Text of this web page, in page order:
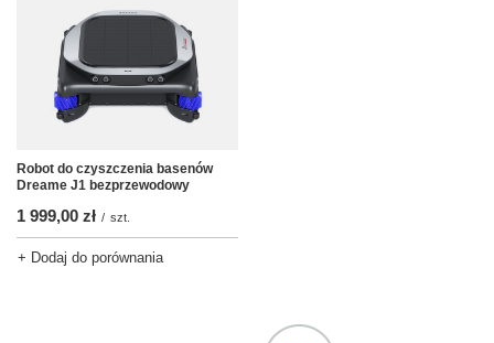
Robot do czyszczenia basenów
Dreame J1 bezprzewodowy
1 999,00 zł / szt.
+ Dodaj do porównania